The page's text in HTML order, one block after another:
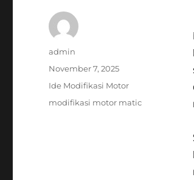
Author
admin
Posted
on
November 7, 2025
Categories
Ide Modifikasi Motor
Tags
modifikasi motor matic